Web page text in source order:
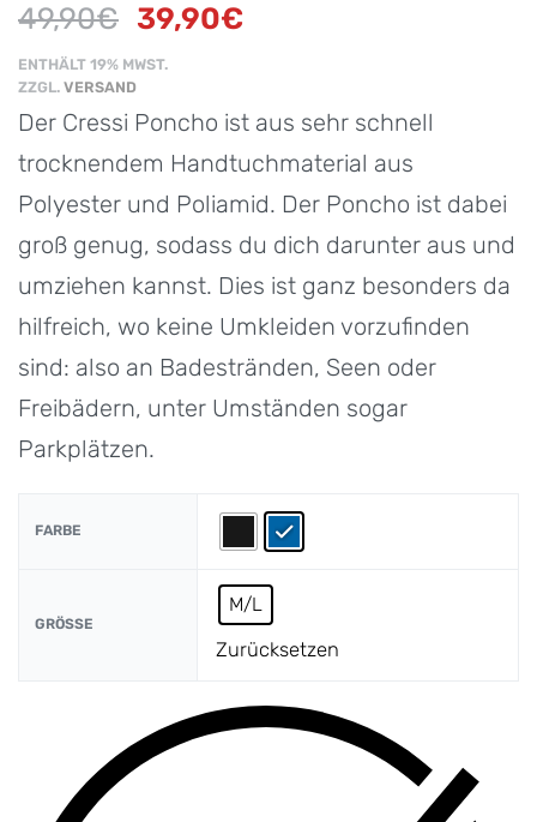
49,90€ 39,90€
ENTHÄLT 19% MWST.
ZZGL. VERSAND
Der Cressi Poncho ist aus sehr schnell
trocknendem Handtuchmaterial aus
Polyester und Poliamid. Der Poncho ist dabei
groß genug, sodass du dich darunter aus und
umziehen kannst. Dies ist ganz besonders da
hilfreich, wo keine Umkleiden vorzufinden
sind: also an Badestränden, Seen oder
Freibädern, unter Umständen sogar
Parkplätzen.
FARBE
GRÖSSE
M/L
Zurücksetzen